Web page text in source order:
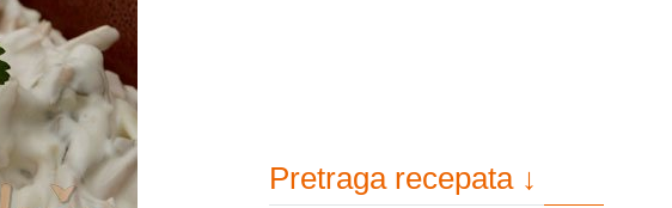
Pretraga recepata ↓